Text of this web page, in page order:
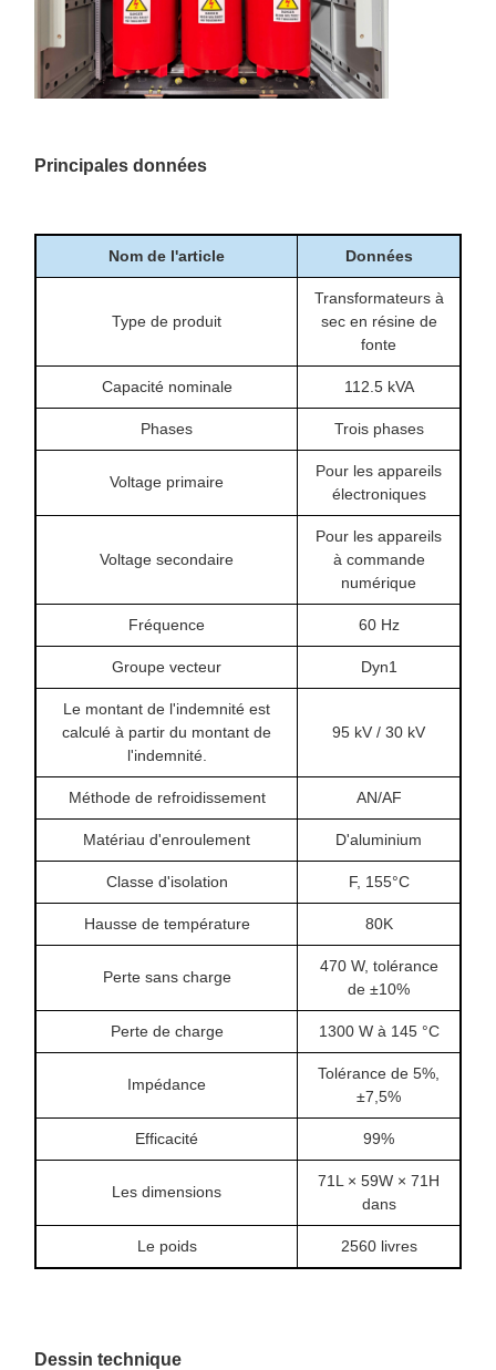
Principales données
Nom de l'article Données
Type de produit
Transformateurs à
sec en résine de
fonte
Capacité nominale 112.5 kVA
Phases Trois phases
Voltage primaire
Pour les appareils
électroniques
Voltage secondaire
Pour les appareils
à commande
numérique
Fréquence 60 Hz
Groupe vecteur Dyn1
Le montant de l'indemnité est
calculé à partir du montant de
l'indemnité.
95 kV / 30 kV
Méthode de refroidissement AN/AF
Matériau d'enroulement D'aluminium
Classe d'isolation F, 155°C
Hausse de température 80K
Perte sans charge
470 W, tolérance
de ±10%
Perte de charge 1300 W à 145 °C
Impédance
Tolérance de 5%,
±7,5%
Efficacité 99%
Les dimensions
71L × 59W × 71H
dans
Le poids 2560 livres
Dessin technique